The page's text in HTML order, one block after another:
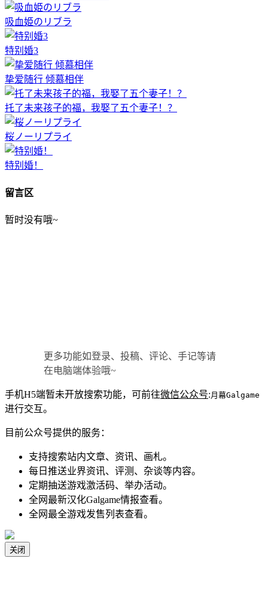
吸血姫のリブラ
特别婚3
挚爱随行 倾慕相伴
托了未来孩子的福，我娶了五个妻子！？
桜ノーリプライ
特别婚！
留言区
暂时没有哦~
更多功能如登录、投稿、评论、手记等请
在电脑端体验哦~
手机H5端暂未开放搜索功能，可前往微信公众号:月幕Galgame
进行交互。
目前公众号提供的服务：
支持搜索站内文章、资讯、画札。
每日推送业界资讯、评测、杂谈等内容。
定期抽送游戏激活码、举办活动。
全网最新汉化Galgame情报查看。
全网最全游戏发售列表查看。
关闭